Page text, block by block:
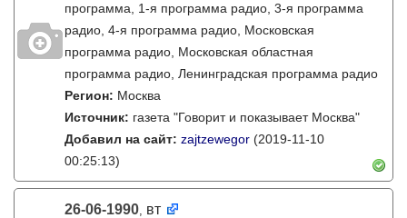
программа, 1-я программа радио, 3-я программа
радио, 4-я программа радио, Московская
программа радио, Московская областная
программа радио, Ленинградская программа радио
Регион: Москва
Источник: газета "Говорит и показывает Москва"
Добавил на сайт: zajtzewegor (2019-11-10
00:25:13)
26-06-1990, вт